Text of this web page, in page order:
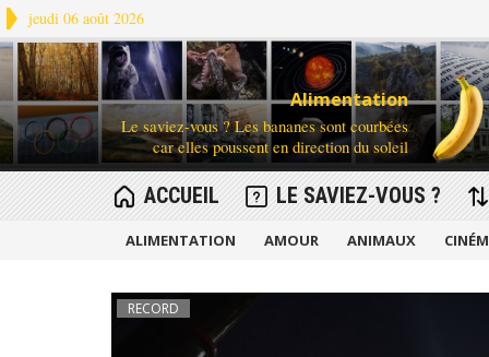
jeudi 06 août 2026
Alimentation
Le saviez-vous ? Les bananes sont courbées
car elles poussent en direction du soleil
ACCUEIL LE SAVIEZ-VOUS ?
ALIMENTATION AMOUR ANIMAUX
RECORD